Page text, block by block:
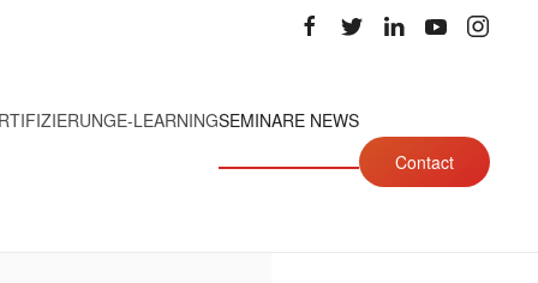
E-LEARNINGSEMINARE NEWS
Contact